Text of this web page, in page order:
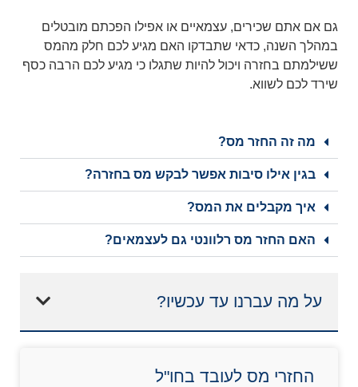
גם אם אתם שכירים, עצמאיים או אפילו הפכתם מובטלים
במהלך השנה, כדאי שתבדקו האם מגיע לכם חלק מהמס
ששילמתם בחזרה ויכול להיות שתגלו כי מגיע לכם הרבה כסף
שירד לכם לשווא.
מה זה החזר מס?
בגין אילו סיבות אפשר לבקש מס בחזרה?
איך מקבלים את המס?
האם החזר מס רלוונטי גם לעצמאים?
על מה עברנו עד עכשיו?
החזרי מס לעובד בחו"ל